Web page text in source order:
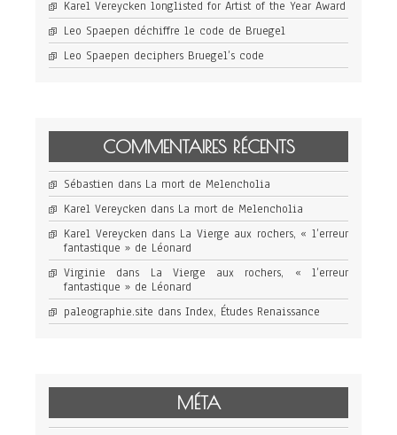
Karel Vereycken longlisted for Artist of the Year Award
Leo Spaepen déchiffre le code de Bruegel
Leo Spaepen deciphers Bruegel’s code
COMMENTAIRES RÉCENTS
Sébastien dans La mort de Melencholia
Karel Vereycken dans La mort de Melencholia
Karel Vereycken dans La Vierge aux rochers, « l’erreur
fantastique » de Léonard
Virginie dans La Vierge aux rochers, « l’erreur
fantastique » de Léonard
paleographie.site dans Index, Études Renaissance
MÉTA